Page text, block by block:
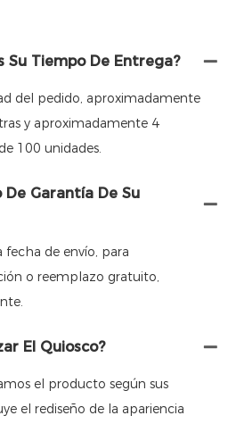
Su Tiempo De Entrega?
del pedido, aproximadamente
y aproximadamente 4
100 unidades.
De Garantía De Su
fecha de envío, para
o reemplazo gratuito,
El Quiosco?
el producto según sus
el rediseño de la apariencia